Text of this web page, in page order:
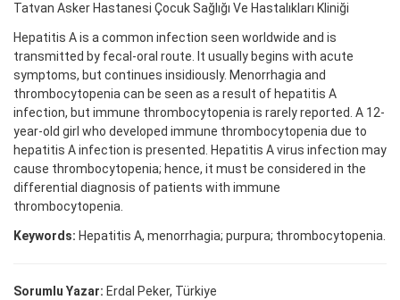
Tatvan Asker Hastanesi Çocuk Sağlığı Ve Hastalıkları Kliniği
Hepatitis A is a common infection seen worldwide and is
transmitted by fecal-oral route. It usually begins with acute
symptoms, but continues insidiously. Menorrhagia and
thrombocytopenia can be seen as a result of hepatitis A
infection, but immune thrombocytopenia is rarely reported. A 12-
year-old girl who developed immune thrombocytopenia due to
hepatitis A infection is presented. Hepatitis A virus infection may
cause thrombocytopenia; hence, it must be considered in the
differential diagnosis of patients with immune
thrombocytopenia.
Keywords: Hepatitis A, menorrhagia; purpura; thrombocytopenia.
Sorumlu Yazar: Erdal Peker, Türkiye